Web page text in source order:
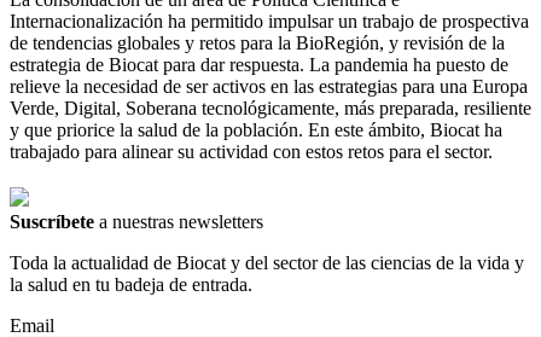
Internacionalización ha permitido impulsar un trabajo de prospectiva
de tendencias globales y retos para la BioRegión, y revisión de la
estrategia de Biocat para dar respuesta. La pandemia ha puesto de
relieve la necesidad de ser activos en las estrategias para una Europa
Verde, Digital, Soberana tecnológicamente, más preparada, resiliente
y que priorice la salud de la población. En este ámbito, Biocat ha
trabajado para alinear su actividad con estos retos para el sector.
Suscríbete a nuestras newsletters
Toda la actualidad de Biocat y del sector de las ciencias de la vida y
la salud en tu badeja de entrada.
Email